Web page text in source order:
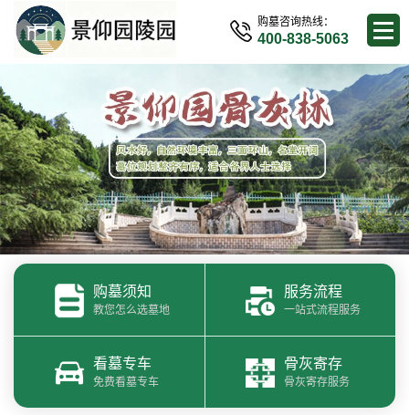
购墓咨询热线：
400-838-5063
购墓须知
教您怎么选墓地
服务流程
一站式流程服务
看墓专车
免费看墓专车
骨灰寄存
骨灰寄存服务